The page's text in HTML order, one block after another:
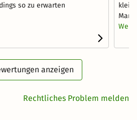
so zu erwarten
klein
Man
anzeigen
Rechtliches Problem melden